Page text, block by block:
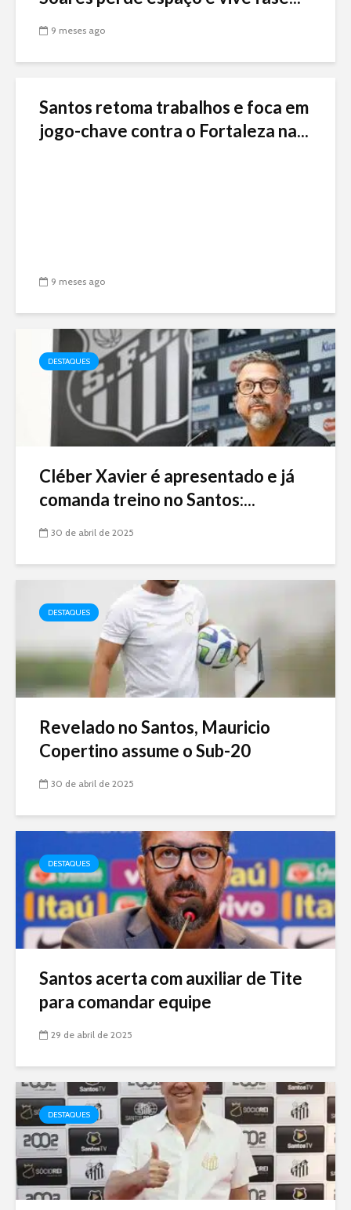
9 meses ago
Santos retoma trabalhos e foca em
jogo-chave contra o Fortaleza na...
9 meses ago
DESTAQUES
Cléber Xavier é apresentado e já
comanda treino no Santos:...
30 de abril de 2025
DESTAQUES
Revelado no Santos, Mauricio
Copertino assume o Sub-20
30 de abril de 2025
DESTAQUES
Santos acerta com auxiliar de Tite
para comandar equipe
29 de abril de 2025
DESTAQUES